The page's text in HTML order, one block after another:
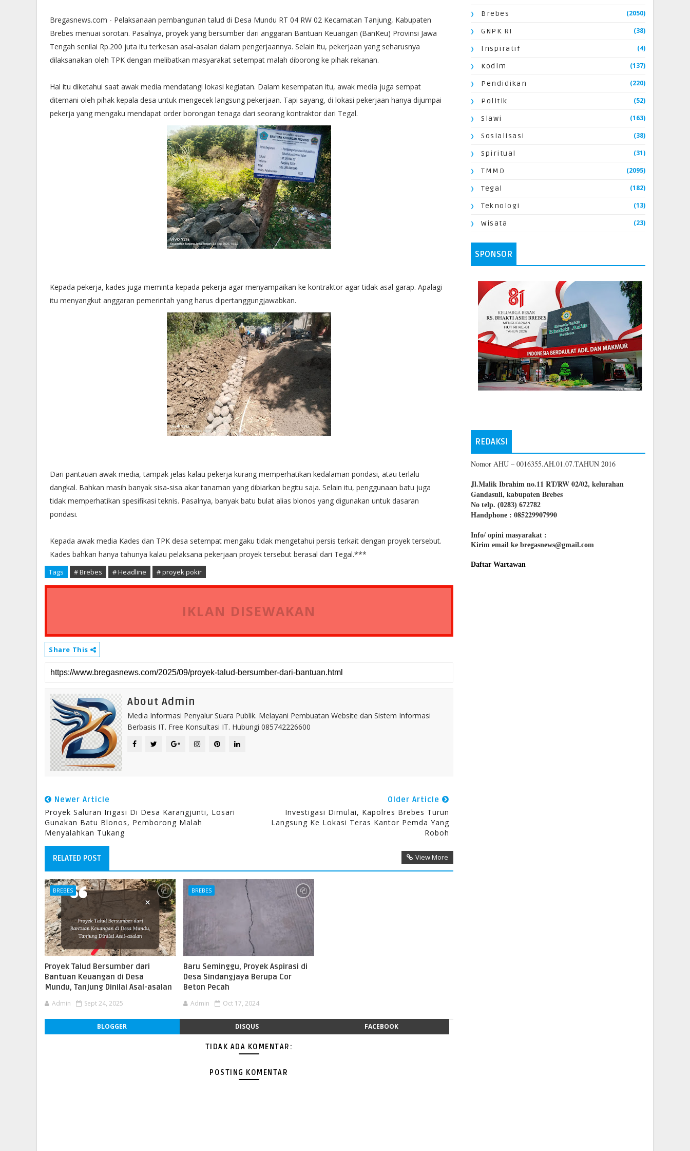
Bregasnews.com - Pelaksanaan pembangunan talud di Desa Mundu RT 04 RW 02 Kecamatan Tanjung, Kabupaten
Brebes menuai sorotan. Pasalnya, proyek yang bersumber dari anggaran Bantuan Keuangan (BanKeu) Provinsi Jawa
Tengah senilai Rp.200 juta itu terkesan asal-asalan dalam pengerjaannya. Selain itu, pekerjaan yang seharusnya
dilaksanakan oleh TPK dengan melibatkan masyarakat setempat malah diborong ke pihak rekanan.
Hal itu diketahui saat awak media mendatangi lokasi kegiatan. Dalam kesempatan itu, awak media juga sempat
ditemani oleh pihak kepala desa untuk mengecek langsung pekerjaan. Tapi sayang, di lokasi pekerjaan hanya dijumpai
pekerja yang mengaku mendapat order borongan tenaga dari seorang kontraktor dari Tegal.
Kepada pekerja, kades juga meminta kepada pekerja agar menyampaikan ke kontraktor agar tidak asal garap. Apalagi
itu menyangkut anggaran pemerintah yang harus dipertanggungjawabkan.
Dari pantauan awak media, tampak jelas kalau pekerja kurang memperhatikan kedalaman pondasi, atau terlalu
dangkal. Bahkan masih banyak sisa-sisa akar tanaman yang dibiarkan begitu saja. Selain itu, penggunaan batu juga
tidak memperhatikan spesifikasi teknis. Pasalnya, banyak batu bulat alias blonos yang digunakan untuk dasaran
pondasi.
Kepada awak media Kades dan TPK desa setempat mengaku tidak mengetahui persis terkait dengan proyek tersebut.
Kades bahkan hanya tahunya kalau pelaksana pekerjaan proyek tersebut berasal dari Tegal.***
Tags # Brebes # Headline # proyek pokir
IKLAN DISEWAKAN
Share This
About Admin
Media Informasi Penyalur Suara Publik. Melayani Pembuatan Website dan Sistem Informasi
Berbasis IT. Free Konsultasi IT. Hubungi 085742226600
Newer Article
Proyek Saluran Irigasi Di Desa Karangjunti, Losari
Gunakan Batu Blonos, Pemborong Malah
Menyalahkan Tukang
Older Article
Investigasi Dimulai, Kapolres Brebes Turun
Langsung Ke Lokasi Teras Kantor Pemda Yang
Roboh
RELATED POST View More
BREBES
Proyek Talud Bersumber dari
Bantuan Keuangan di Desa
Mundu, Tanjung Dinilai Asal-asalan
Admin Sept 24, 2025
BREBES
Baru Seminggu, Proyek Aspirasi di
Desa Sindangjaya Berupa Cor
Beton Pecah
Admin Oct 17, 2024
BLOGGER DISQUS FACEBOOK
TIDAK ADA KOMENTAR:
POSTING KOMENTAR
Brebes
(2050)
GNPK RI (38)
Inspiratif (4)
Kodim (137)
Pendidikan (220)
Politik (52)
Slawi (163)
Sosialisasi (38)
Spiritual (31)
TMMD (2095)
Tegal (182)
Teknologi (13)
Wisata (23)
SPONSOR
REDAKSI
Nomor AHU – 0016355.AH.01.07.TAHUN 2016
Jl.Malik Ibrahim no.11 RT/RW 02/02, kelurahan
Gandasuli, kabupaten Brebes
No telp. (0283) 672782
Handphone : 085229907990
Info/ opini masyarakat :
Kirim email ke bregasnews@gmail.com
Daftar Wartawan